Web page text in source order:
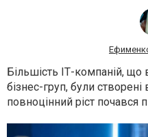
Більшість ІТ-компаній,
бізнес-груп, були
повноцінний ріст почався